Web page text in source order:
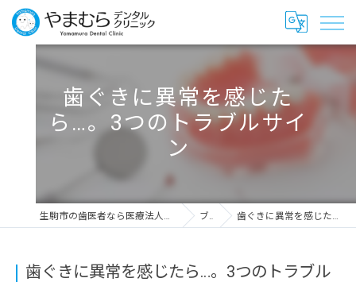
歯ぐきに異常を感じた
ら…。3つのトラブルサイ
ン
生駒市の歯医者なら医療法人愛千会 やまむらデンタルクリニック ブログ 歯ぐきに異常を感じたら…。3つのトラブルサイン
歯ぐきに異常を感じたら…。3つのトラブル